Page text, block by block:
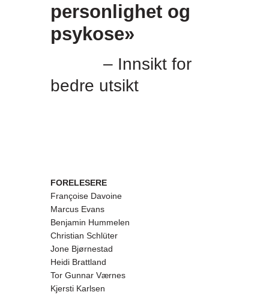
personlighet og
psykose»
– Innsikt for
bedre utsikt
FORELESERE
Françoise Davoine
Marcus Evans
Benjamin Hummelen
Christian Schlüter
Jone Bjørnestad
Heidi Brattland
Tor Gunnar Værnes
Kjersti Karlsen